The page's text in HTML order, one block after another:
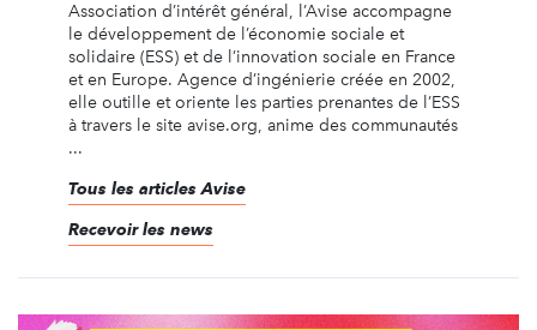
Association d’intérêt général, l’Avise accompagne
le développement de l’économie sociale et
solidaire (ESS) et de l’innovation sociale en France
et en Europe. Agence d’ingénierie créée en 2002,
elle outille et oriente les parties prenantes de l’ESS
à travers le site avise.org, anime des communautés
...
Tous les articles Avise
Recevoir les news